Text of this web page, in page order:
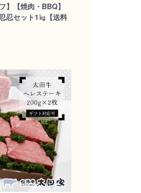
】【焼肉・BBQ】
忍セット1㎏【送料